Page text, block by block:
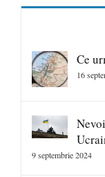
Ce
16
9 septembrie 2024